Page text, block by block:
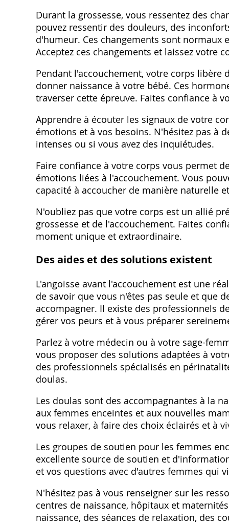
Durant la grossesse, vous ressentez des
pouvez ressentir des douleurs, des
d'humeur. Ces changements sont normaux
Acceptez ces changements et laissez votre
Pendant l'accouchement, votre corps
donner naissance à votre bébé. Ces
traverser cette épreuve. Faites confiance à
Apprendre à écouter les signaux de votre
émotions et à vos besoins. N'hésitez pas à
intenses ou si vous avez des inquiétudes.
Faire confiance à votre corps vous permet
émotions liées à l'accouchement. Vous
capacité à accoucher de manière naturelle
N'oubliez pas que votre corps est un allié
grossesse et de l'accouchement. Faites
moment unique et extraordinaire.
Des aides et des solutions existent
L'angoisse avant l'accouchement est une
de savoir que vous n'êtes pas seule et que
accompagner. Il existe des professionnels
gérer vos peurs et à vous préparer
Parlez à votre médecin ou à votre sage-
vous proposer des solutions adaptées à
des professionnels spécialisés en
doulas.
Les doulas sont des accompagnantes à la
aux femmes enceintes et aux nouvelles
vous relaxer, à faire des choix éclairés et à
Les groupes de soutien pour les femmes
excellente source de soutien et
et vos questions avec d'autres femmes qui
N'hésitez pas à vous renseigner sur les
centres de naissance, hôpitaux et
naissance, des séances de relaxation, des